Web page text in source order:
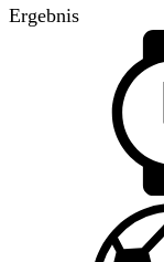
Ergebnis